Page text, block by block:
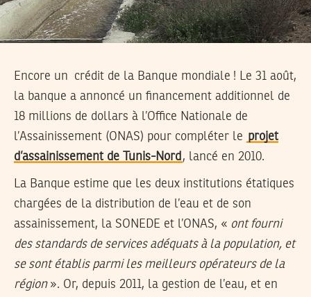
Encore un crédit de la Banque mondiale ! Le 31 août,
la banque a annoncé un financement additionnel de
18 millions de dollars à l’Office Nationale de
l’Assainissement (ONAS) pour compléter le projet
d’assainissement de Tunis-Nord , lancé en 2010.
La Banque estime que les deux institutions étatiques
chargées de la distribution de l’eau et de son
assainissement, la SONEDE et l’ONAS, « ont fourni
des standards de services adéquats à la population, et
se sont établis parmi les meilleurs opérateurs de la
région». Or, depuis 2011, la gestion de l’eau, et en